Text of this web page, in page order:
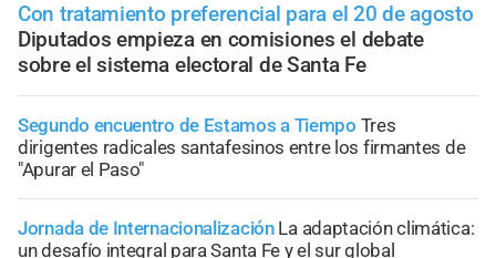
Con tratamiento preferencial para el 20 de agosto
Diputados empieza en comisiones el debate
sobre el sistema electoral de Santa Fe
Segundo encuentro de Estamos a Tiempo Tres
dirigentes radicales santafesinos entre los firmantes de
"Apurar el Paso"
Jornada de Internacionalización La adaptación climática:
un desafío integral para Santa Fe y el sur global